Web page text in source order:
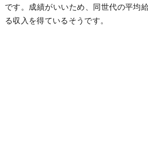
です。成績がいいため、同世代の平均
る収入を得ているそうです。